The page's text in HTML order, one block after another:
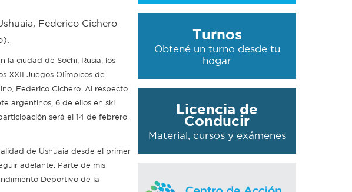
Federico Cichero
la ciudad de Sochi, Rusia, los
XXII Juegos Olímpicos de
Federico Cichero. Al respecto
argentinos, 6 de ellos en ski
será el 14 de febrero
de Ushuaia desde el primer
adelante. Parte de mis
Deportivo de la
Turnos
Obtené un turno desde tu
hogar
Licencia de
Conducir
Material, cursos y exámenes